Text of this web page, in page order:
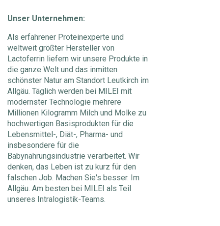
Unser Unternehmen:
Als erfahrener Proteinexperte und
weltweit größter Hersteller von
Lactoferrin liefern wir unsere Produkte in
die ganze Welt und das inmitten
schönster Natur am Standort Leutkirch im
Allgäu. Täglich werden bei MILEI mit
modernster Technologie mehrere
Millionen Kilogramm Milch und Molke zu
hochwertigen Basisprodukten für die
Lebensmittel-, Diät-, Pharma- und
insbesondere für die
Babynahrungsindustrie verarbeitet. Wir
denken, das Leben ist zu kurz für den
falschen Job. Machen Sie's besser. Im
Allgäu. Am besten bei MILEI als Teil
unseres Intralogistik-Teams.